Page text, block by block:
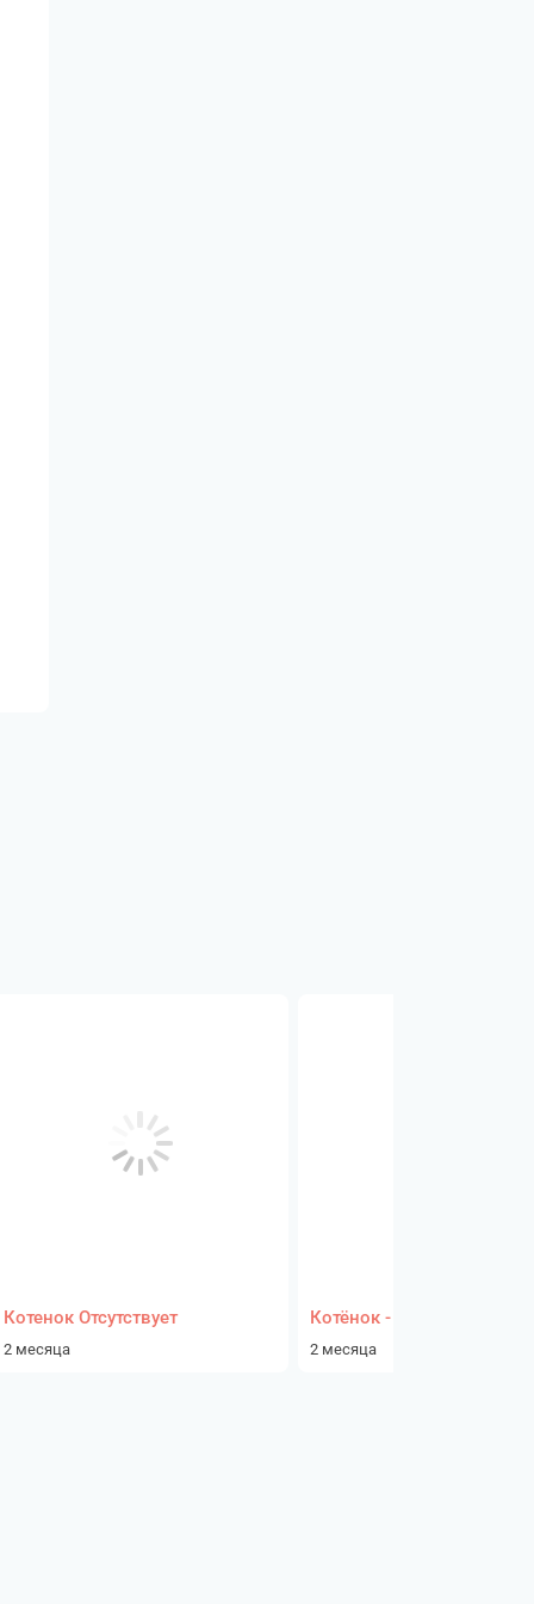
Котенок Отсутствует
2 месяца
Котёнок - девочка
2 месяца